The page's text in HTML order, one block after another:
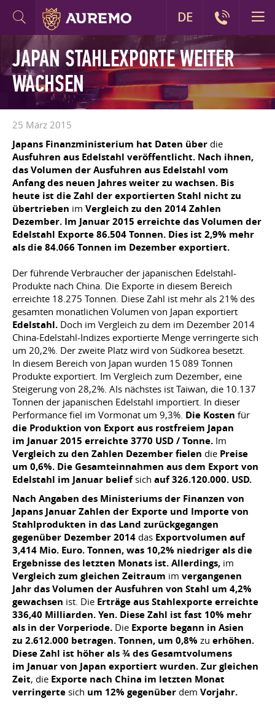
JAPAN STAHLEXPORTE WEITER
WACHSEN
25 März 2015
Japans Finanzministerium hat Daten über die
Ausfuhren aus Edelstahl veröffentlicht. Nach ihnen,
das Volumen der Ausfuhren aus Edelstahl vom
Anfang des neuen Jahres weiter zu wachsen. Bis
heute ist die Zahl der exportierten Stahl nicht zu
übertrieben im Vergleich zu den 2014 Zahlen
Dezember. Im Januar 2015 erreichte das Volumen der
Edelstahl Exporte 86.504 Tonnen. Dies ist 2,9% mehr
als die 84.066 Tonnen im Dezember exportiert.
Der führende Verbraucher der japanischen Edelstahl-
Produkte nach China. Die Exporte in diesem Bereich
erreichte 18.275 Tonnen. Diese Zahl ist mehr als 21% des
gesamten monatlichen Volumen von Japan exportiert
Edelstahl. Doch im Vergleich zu dem im Dezember 2014
China-Edelstahl-Indizes exportierte Menge verringerte sich
um 20,2%. Der zweite Platz wird von Südkorea besetzt.
In diesem Bereich von Japan wurden 15 089 Tonnen
Produkte exportiert. Im Vergleich zum Dezember, eine
Steigerung von 28,2%. Als nächstes ist Taiwan, die 10.137
Tonnen der japanischen Edelstahl importiert. In dieser
Performance fiel im Vormonat um 9,3%. Die Kosten für
die Produktion von Export aus rostfreiem Japan
im Januar 2015 erreichte 3770 USD / Tonne. Im
Vergleich zu den Zahlen Dezember fielen die Preise
um 0,6%. Die Gesamteinnahmen aus dem Export von
Edelstahl im Januar beliefsich auf 326.120.000. USD.
Nach Angaben des Ministeriums der Finanzen von
Japans Januar Zahlen der Exporte und Importe von
Stahlprodukten in das Land zurückgegangen
gegenüber Dezember 2014 das Exportvolumen auf
3,414 Mio. Euro. Tonnen, was 10,2% niedriger als die
Ergebnisse des letzten Monats ist. Allerdings, im
Vergleich zum gleichen Zeitraum im vergangenen
Jahr das Volumen der Ausfuhren von Stahl um 4,2%
gewachsen ist. Die Erträge aus Stahlexporte erreichte
336,40 Milliarden. Yen. Diese Zahl ist fast 10% mehr
als in der Vorperiode. Die Exporte begann in Asien
zu 2.612.000 betragen. Tonnen, um 0,8% zu erhöhen.
Diese Zahl ist höher als ¾ des Gesamtvolumens
im Januar von Japan exportiert wurden. Zur gleichen
Zeit, die Exporte nach China im letzten Monat
verringerte sich um 12% gegenüber dem Vorjahr.
DE